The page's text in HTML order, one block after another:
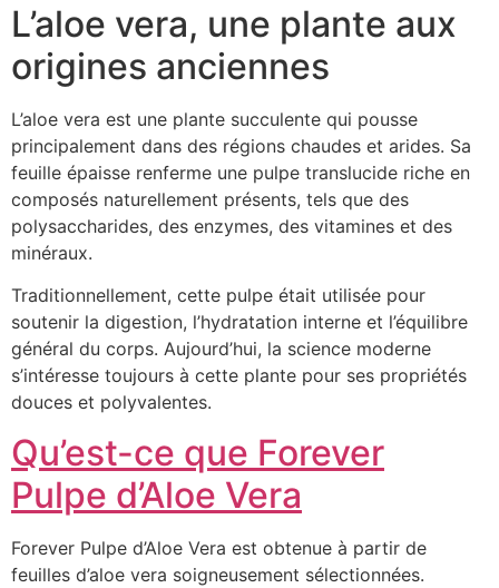
L’aloe vera, une plante aux
origines anciennes
L’aloe vera est une plante succulente qui pousse
principalement dans des régions chaudes et arides. Sa
feuille épaisse renferme une pulpe translucide riche en
composés naturellement présents, tels que des
polysaccharides, des enzymes, des vitamines et des
minéraux.
Traditionnellement, cette pulpe était utilisée pour
soutenir la digestion, l’hydratation interne et l’équilibre
général du corps. Aujourd’hui, la science moderne
s’intéresse toujours à cette plante pour ses propriétés
douces et polyvalentes.
Qu’est-ce que Forever
Pulpe d’Aloe Vera
Forever Pulpe d’Aloe Vera est obtenue à partir de
feuilles d’aloe vera soigneusement sélectionnées.